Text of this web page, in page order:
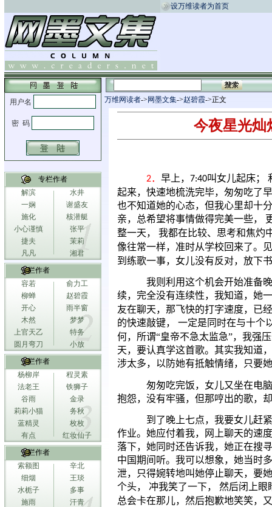
设万维读者为首页
专栏作者
解滨
水井
一娴
谢盛友
施化
核潜艇
小心谨慎
张平
捷夫
茉莉
凡凡
湘君
专栏作者
容若
俞力工
柳蝉
赵碧霞
开心
雨半窗
木然
梦梦
上官天乙
特务
圆月弯刀
小放
专栏作者
杨柳岸
程灵素
法老王
铁狮子
谷雨
金录
莉莉小猫
务秋
蓝精灵
枚枚
有点
红妆仙子
专栏作者
索额图
辛北
细烟
王琰
水栀子
多事
施雨
汗青
万维网读者-> 网墨文集->赵碧霞->正文
今夜星光
2． 早上， 7:40叫女儿起床；
起来，快速地梳洗完毕，匆匆吃了
也不知道她的心态，但我心里却十
亲，总希望将事情做得完美一些，
整一天，
我都在比较、思考和焦灼
像往常一样，准时从学校回来了。
到练歌一事，女儿没有反对，放下
我则利用这个机会开始准备
续，完全没有连续性，我知道，她
友在聊天，那飞快的打字速度，已
的快速敲键，
一定是同时在与十个
何，所谓“皇帝不急太监急”，我强
天，要认真学这首歌。其实我知道
涉太多，以防她有抵触情绪，只要
匆匆吃完饭，女儿又坐在电
抱怨，没有牢骚，但那哼出的歌，
到了晚上七点，我要女儿赶
作业。她应付着我，网上聊天的速
落下，她同时还告诉我，她正在搜
中国期间听。我可以想象，她当时
泄，只得婉转地叫她停止聊天，要
个头，
冲我笑了一下，
然后闭上眼
总会卡在那儿，然后抱歉地笑笑，